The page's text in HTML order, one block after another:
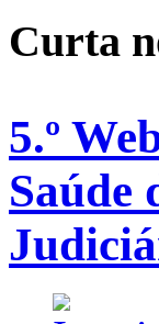
Curta
5.º
Saúde